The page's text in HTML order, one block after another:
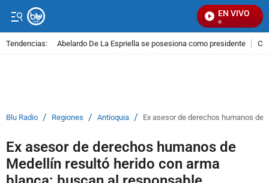
EN VIVO
Tendencias: Abelardo De La Espriella se posesiona como presidente
Blu Radio / Regiones / Antioquia / Ex asesor de derechos humanos de
Ex asesor de derechos humanos de
Medellín resultó herido con arma